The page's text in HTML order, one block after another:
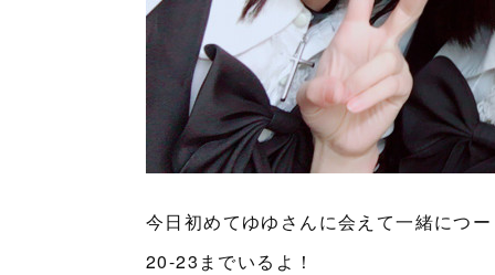
今日初めてゆゆさんに会えて一緒につ
20-23までいるよ！